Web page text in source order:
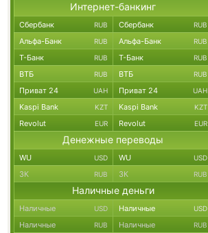
Интернет-банкинг
Сбербанк RUB Сбербанк RUB
Альфа-Банк RUB Альфа-Банк RUB
Т-Банк RUB Т-Банк RUB
ВТБ RUB ВТБ RUB
Приват 24 UAH Приват 24 UAH
Kaspi Bank KZT Kaspi Bank KZT
Revolut EUR Revolut EUR
Денежные переводы
WU USD WU USD
ЗК RUB ЗК RUB
Наличные деньги
Наличные USD Наличные USD
Наличные RUB Наличные RUB